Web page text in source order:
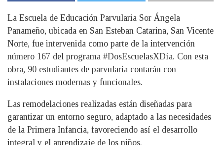
La Escuela de Educación Parvularia Sor Ángela
Panameño, ubicada en San Esteban Catarina, San Vicente
Norte, fue intervenida como parte de la intervención
número 167 del programa #DosEscuelasXDía. Con esta
obra, 90 estudiantes de parvularia contarán con
instalaciones modernas y funcionales.
Las remodelaciones realizadas están diseñadas para
garantizar un entorno seguro, adaptado a las necesidades
de la Primera Infancia, favoreciendo así el desarrollo
integral y el aprendizaje de los niños.